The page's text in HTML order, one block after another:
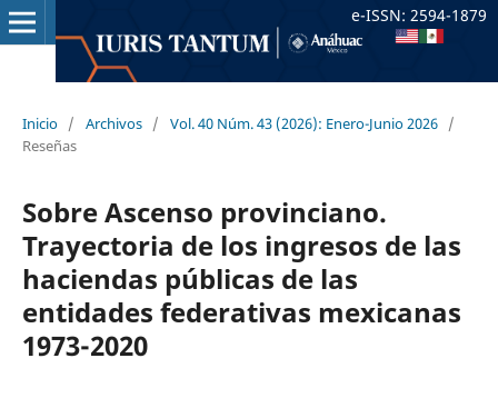
Inicio / Archivos / Vol. 40 Núm. 43 (2026): Enero-Junio 2026 /
Reseñas
Sobre Ascenso provinciano.
Trayectoria de los ingresos de las
haciendas públicas de las
entidades federativas mexicanas
1973-2020
e-ISSN: 2594-1879